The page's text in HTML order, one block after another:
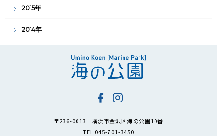
2015年
2014年
〒236-0013 横浜市金沢区海の公園10番
TEL 045-701-3450